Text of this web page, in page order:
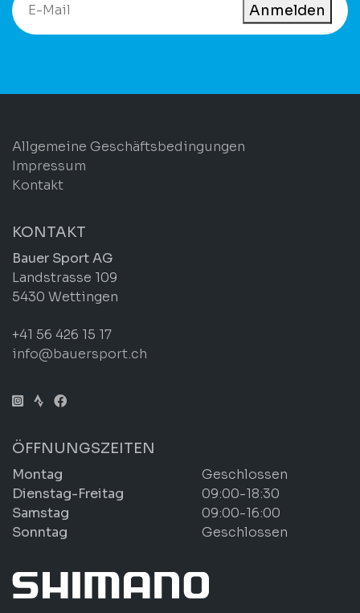
Anmelden
Allgemeine Geschäftsbedingungen
Impressum
Kontakt
KONTAKT
Bauer Sport AG
Landstrasse 109
5430 Wettingen
+41 56 426 15 17
info@bauersport.ch
ÖFFNUNGSZEITEN
Montag
Geschlossen
Dienstag-Freitag
09:00-18:30
Samstag
09:00-16:00
Sonntag
Geschlossen